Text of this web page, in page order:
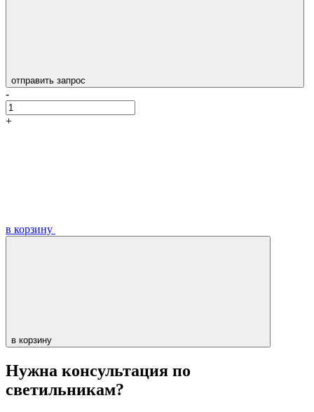
отправить запрос
-
+
в корзину
в корзину
Нужна консультация по
светильникам?